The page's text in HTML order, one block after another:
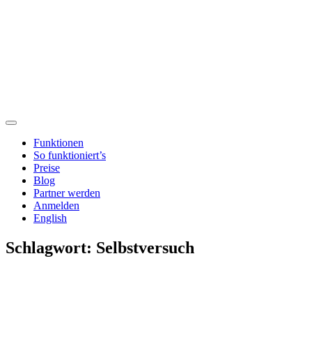
Funktionen
So funktioniert’s
Preise
Blog
Partner werden
Anmelden
English
Schlagwort: Selbstversuch